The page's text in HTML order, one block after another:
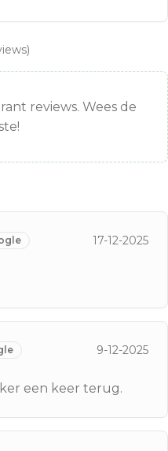
)
reviews. Wees de
17-12-2025
9-12-2025
een keer terug.